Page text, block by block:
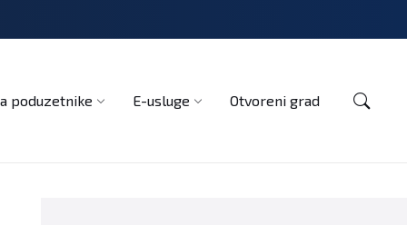
poduzetnike E-usluge Otvoreni grad